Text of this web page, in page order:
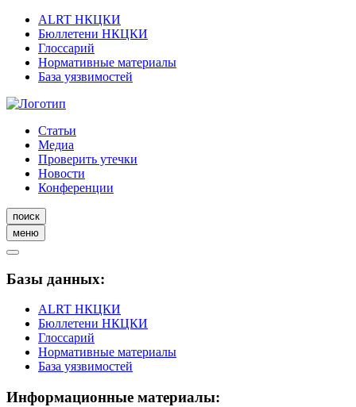
ALRT НКЦКИ
Бюллетени НКЦКИ
Глоссарий
Нормативные материалы
База уязвимостей
Статьи
Медиа
Проверить утечки
Новости
Конференции
поиск
меню
Базы данных:
ALRT НКЦКИ
Бюллетени НКЦКИ
Глоссарий
Нормативные материалы
База уязвимостей
Информационные материалы: